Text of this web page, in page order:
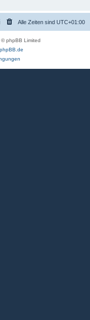
Alle Zeiten sind UTC+01:00
phpBB Limited
phpBB.de